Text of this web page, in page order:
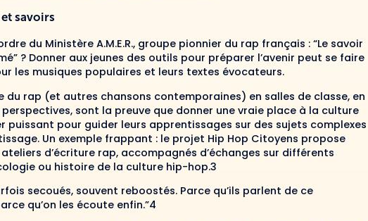
savoirs
du Ministère A.M.E.R., groupe pionnier du rap français : “Le savoir
? Donner aux jeunes des outils pour préparer l’avenir peut se faire
les musiques populaires et leurs textes évocateurs.
du rap (et autres chansons contemporaines) en salles de classe, en
sont la preuve que donner une vraie place à la culture
puissant pour guider leurs apprentissages sur des sujets complexes
Un exemple frappant : le projet Hip Hop Citoyens propose
d’écriture rap, accompagnés d’échanges sur différents
ou histoire de la culture hip-hop.3
secoués, souvent reboostés. Parce qu’ils parlent de ce
qu’on les écoute enfin.”4